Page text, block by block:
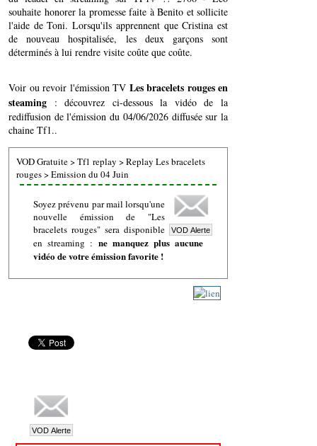
souhaite honorer la promesse faite à Benito et sollicite
l'aide de Toni. Lorsqu'ils apprennent que Cristina est
de nouveau hospitalisée, les deux garçons sont
déterminés à lui rendre visite coûte que coûte.
Voir ou revoir l'émission TV Les bracelets rouges en
steaming : découvrez ci-dessous la vidéo de la
rediffusion de l'émission du 04/06/2026 diffusée sur la
chaine Tf1..
VOD Gratuite>Tf1 replay >Replay Les bracelets
rouges>Emission du 04 Juin
Soyez prévenu par mail lorsqu'une
nouvelle émission de "Les
bracelets rouges" sera disponible
en streaming : ne manquez plus aucune
vidéo de votre émission favorite !